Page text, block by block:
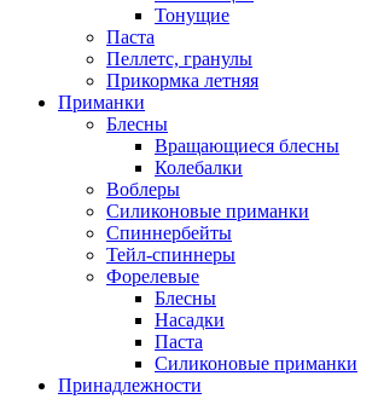
Тонущие
Паста
Пеллетс, гранулы
Прикормка летняя
Приманки
Блесны
Вращающиеся блесны
Колебалки
Воблеры
Силиконовые приманки
Спиннербейты
Тейл-спиннеры
Форелевые
Блесны
Насадки
Паста
Силиконовые приманки
Принадлежности